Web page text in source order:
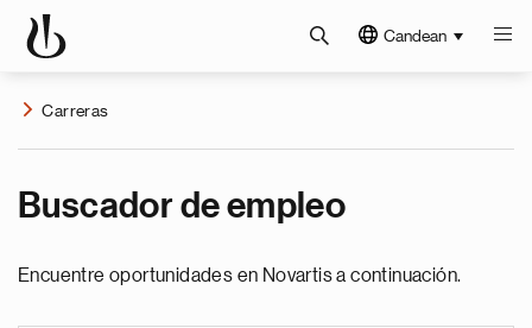
Candean
Carreras
Buscador de empleo
Encuentre oportunidades en Novartis a continuación.